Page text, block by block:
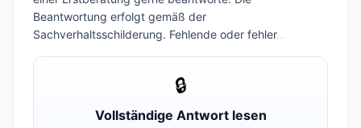
Beantwortung erfolgt gemäß der
Sachverhaltsschilderung. Fehlende oder fehler...
🔒
Vollständige Antwort lesen